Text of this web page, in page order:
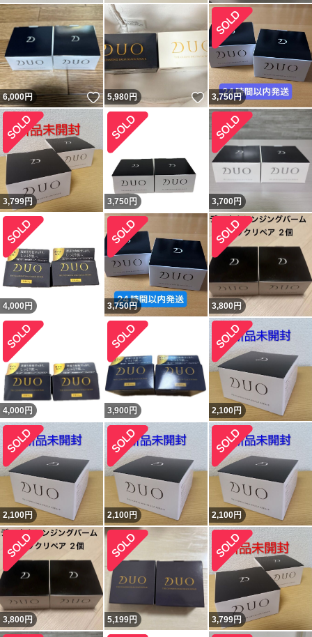
6,000円 いいね！
5,980円 いいね！
3,750円
3,799円 3,750 円 3,700円
4,000 円 3,750円 3,800円
4,000 円 3,900 円 2,100円
2,100円 2,100円 2,100円
3,800円 5,199円 3,799円